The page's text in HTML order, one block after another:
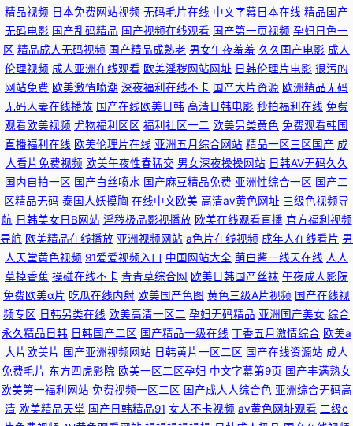
精品视频 日本免费网站视频 无码毛片在线 中文字幕日本在线 精品国产
无码电影 国产乱码精品 国产视频在线观看 国产第一页视频 孕妇日色一
区 精品成人无码视频 国产精品成熟老 男女午夜羞羞 久久国产电影 成人
伦理视频 成人亚洲在线观看 欧美淫秽网站网址 日韩伦理片电影 很污的
网站免费 欧美激情喷潮 深夜福利在线不卡 国产大片资源 欧洲精品无码
无码人妻在线播放 国产在线欧美日韩 高清日韩电影 秒拍福利在线 免费
观看欧美视频 尤物福利区区 福利社区一二 欧美另类黄色 免费观看韩国
直播福利在线 欧美伦理片在线 亚洲五月综合网站 精品一区三区国产 成
人看片免费视频 欧美午夜性春猛交 男女深夜操操网站 日韩AV无码久久
国内自拍一区 国产白丝喷水 国产麻豆精品免费 亚洲性综合一区 国产二
区精品无码 泰国人妖摸胸 在线中文欧美 高清av黄色网址 三级色视频导
航 日韩美女日B网站 淫秽极品影视播放 欧美在线观看直播 官方福利视频
导航 欧美精品在线播放 亚洲视频网站 a色片在线视频 成年人在线看片 男
人天堂黄色视频 91爱爱视频入口 中国网站大全 萌白酱一线天在线 人人
草掉香蕉 操碰在线不卡 青青草综合网 欧美日韩国产丝袜 午夜成人影院
免费欧美α片 吃瓜在线内射 欧美国产色图 黄色三级A片视频 国产在线视
频专区 日韩另类在线 欧美高清一区二 孕妇无码精品 亚洲国产美女 综合
永久精品日韩 日韩国产二区 国产精品一级在线 丁香五月激情综合 欧美a
大片欧美片 国产亚洲视频网站 日韩黄片一区二区 国产在线资源站 成人
免费毛片 东方四虎影院 欧美一区二区孕妇 中文字幕第9页 国产丰满熟女
欧美第一福利网站 免费视频一区二区 国产成人人综合色 亚洲综合无码高
清 欧美精品天堂 国产日韩精品91 女人不卡视频 av黄色网址观看 二级c